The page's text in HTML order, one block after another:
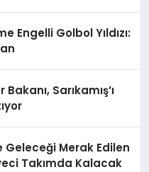
Engelli Golbol Yıldızı:
Sarıkamış’ı
Geleceği Merak Edilen
Takımda Kalacak